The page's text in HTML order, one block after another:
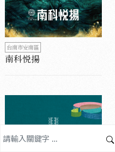
台南市安南區
南科悦揚